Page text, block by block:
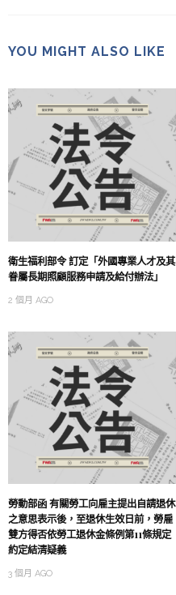
YOU MIGHT ALSO LIKE
衛生福利部令 訂定「外國專業人才及其
眷屬長期照顧服務申請及給付辦法」
2 個月 AGO
勞動部函 有關勞工向雇主提出自請退休
之意思表示後，至退休生效日前，勞雇
雙方得否依勞工退休金條例第11條規定
約定結清疑義
3 個月 AGO